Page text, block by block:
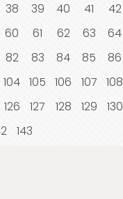
38 39 40 41 42
60 61 62 63 64
82 83 84 85 86
104 105 106 107 108
126 127 128 129 130
143